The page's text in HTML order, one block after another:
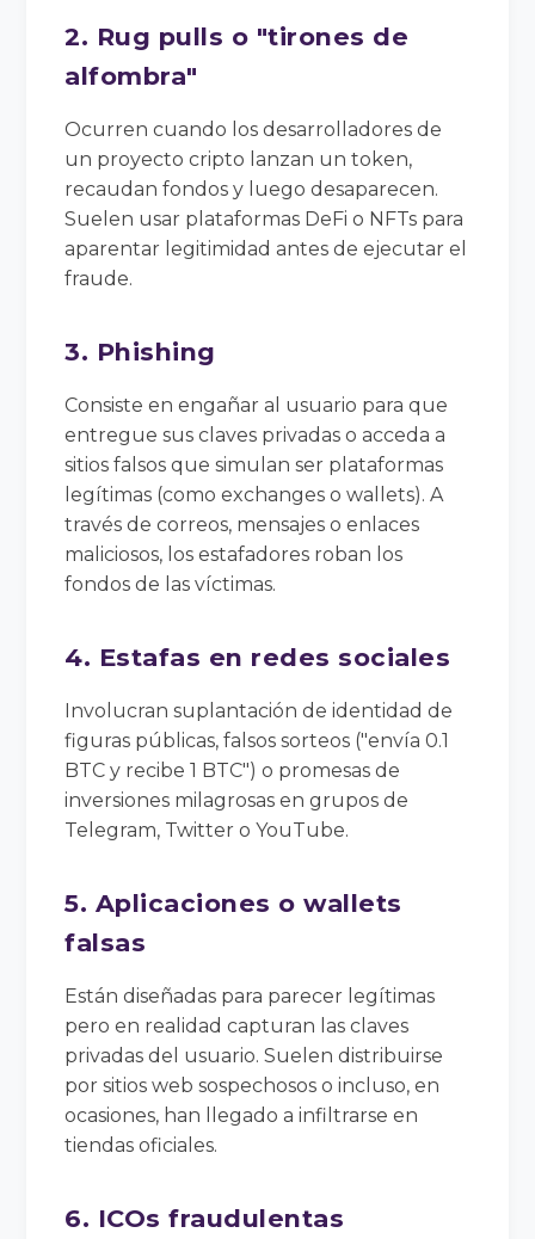
2. Rug pulls o "tirones de
alfombra"
Ocurren cuando los desarrolladores de
un proyecto cripto lanzan un token,
recaudan fondos y luego desaparecen.
Suelen usar plataformas DeFi o NFTs para
aparentar legitimidad antes de ejecutar el
fraude.
3. Phishing
Consiste en engañar al usuario para que
entregue sus claves privadas o acceda a
sitios falsos que simulan ser plataformas
legítimas (como exchanges o wallets). A
través de correos, mensajes o enlaces
maliciosos, los estafadores roban los
fondos de las víctimas.
4. Estafas en redes sociales
Involucran suplantación de identidad de
figuras públicas, falsos sorteos ("envía 0.1
BTC y recibe 1 BTC") o promesas de
inversiones milagrosas en grupos de
Telegram, Twitter o YouTube.
5. Aplicaciones o wallets
falsas
Están diseñadas para parecer legítimas
pero en realidad capturan las claves
privadas del usuario. Suelen distribuirse
por sitios web sospechosos o incluso, en
ocasiones, han llegado a infiltrarse en
tiendas oficiales.
6. ICOs fraudulentas